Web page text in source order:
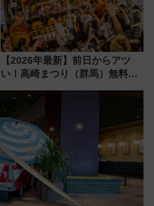
【2026年最新】前日からアツ
い！高崎まつり（群馬）無料観
しまで